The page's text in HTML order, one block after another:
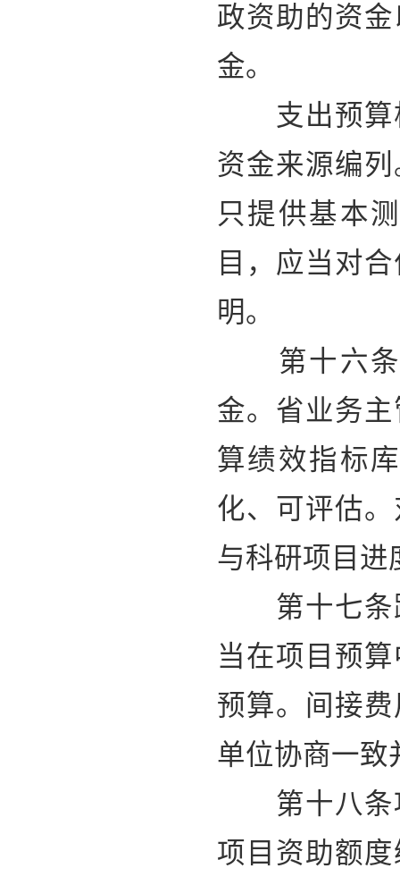
政资助的资
金。
支出预算根
资金来源编
只提供基本
目，应当对
明。
第十六条
金。省业务
算绩效指标
化、可评估
与科研项目进
第十七条跨
当在项目预
预算。间接
单位协商一致
第十八条项
项目资助额